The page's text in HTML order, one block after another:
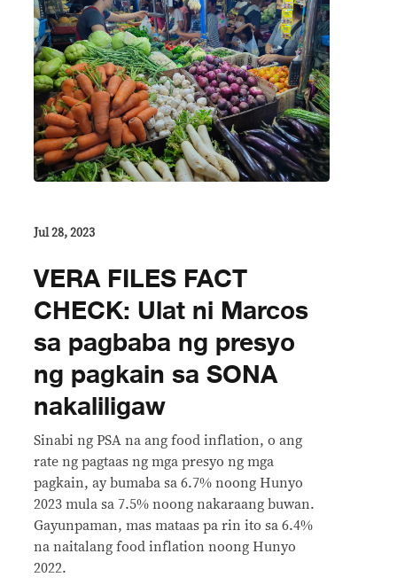
Jul 28, 2023
VERA FILES FACT
CHECK: Ulat ni Marcos
sa pagbaba ng presyo
ng pagkain sa SONA
nakaliligaw
Sinabi ng PSA na ang food inflation, o ang
rate ng pagtaas ng mga presyo ng mga
pagkain, ay bumaba sa 6.7% noong Hunyo
2023 mula sa 7.5% noong nakaraang buwan.
Gayunpaman, mas mataas pa rin ito sa 6.4%
na naitalang food inflation noong Hunyo
2022.